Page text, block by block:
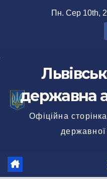
Пн. Сер 10th,
державна
Офіційна
державної